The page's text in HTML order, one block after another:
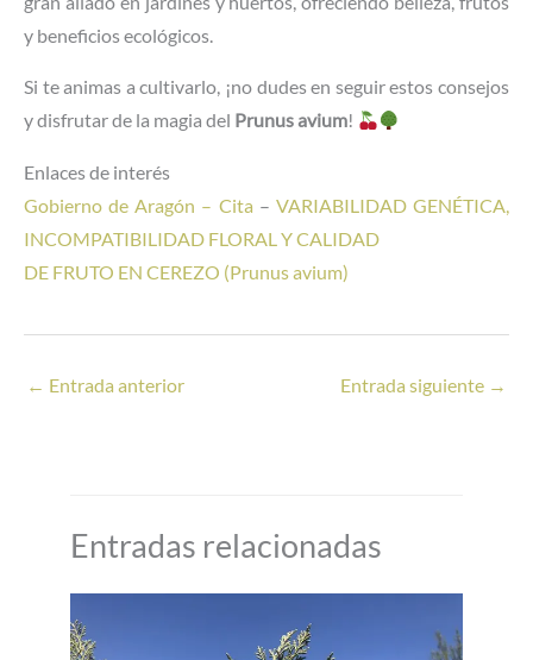
y beneficios ecológicos.
Si te animas a cultivarlo, ¡no dudes en seguir estos consejos
y disfrutar de la magia del Prunus avium!
Enlaces de interés
Gobierno de Aragón – Cita – VARIABILIDAD GENÉTICA,
INCOMPATIBILIDAD FLORAL Y CALIDAD
DE FRUTO EN CEREZO (Prunus avium)
← Entrada anterior Entrada siguiente →
Entradas relacionadas